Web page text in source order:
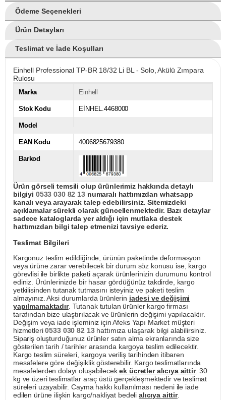
Ödeme Seçenekleri
Ürün Detayları
Teslimat ve İade Koşulları
Einhell Professional TP-BR 18/32 Li BL - Solo, Akülü Zımpara
Rulosu
Marka Einhell
Stok Kodu EİNHEL.4468000
Model
EAN Kodu 4006825679380
Barkod
Ürün görseli temsili olup ürünlerimiz hakkında detaylı
bilgiyi 0533 030 82 13numaralı hattımızdan whatsapp
kanalı veya arayarak talep edebilirsiniz. Sitemizdeki
açıklamalar sürekli olarak güncellenmektedir. Bazı detaylar
sadece kataloglarda yer aldığı için mutlaka destek
hattımızdan bilgi talep etmenizi tavsiye ederiz.
Teslimat Bilgileri
Kargonuz teslim edildiğinde, ürünün paketinde deformasyon
veya ürüne zarar verebilecek bir durum söz konusu ise, kargo
görevlisi ile birlikte paketi açarak ürünlerinizin durumunu kontrol
ediniz. Ürünlerinizde bir hasar gördüğünüz takdirde, kargo
yetkilisinden tutanak tutmasını isteyiniz ve paketi teslim
almayınız. Aksi durumlarda ürünlerin iadesi ve değişimi
yapılmamaktadır. Tutanak tutulan ürünler kargo firması
tarafından bize ulaştırılacak ve ürünlerin değişimi yapılacaktır.
Değişim veya iade işleminiz için Afeks Yapı Market müşteri
hizmetleri0533 030 82 13hattımıza ulaşarak bilgi alabilirsiniz.
Sipariş oluşturduğunuz ürünler satın alma ekranlarında size
gösterilen tarih / tarihler arasında kargoya teslim edilecektir.
Kargo teslim süreleri, kargoya veriliş tarihinden itibaren
mesafelere göre değişiklik gösterebilir. Kargo teslimatlarında
mesafelerden dolayı oluşabilecekek ücretler alıcıya aittir. 30
kg ve üzeri teslimatlar araç üstü gerçekleşmektedir ve teslimat
süreleri uzayabilir. Cayma hakkı kullanılması nedeni ile iade
edilen ürüne ilişkin kargo/nakliyat bedeli alıcıya aittir.